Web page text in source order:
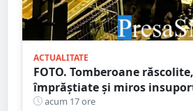
ACTUALITATE
FOTO. Tomberoane
împrăștiate și miros
cartier al Sătmarului
acum 17 ore